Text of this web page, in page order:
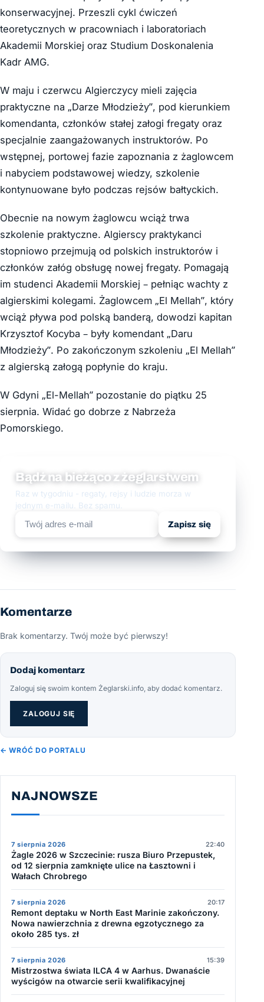
konserwacyjnej. Przeszli cykl ćwiczeń
teoretycznych w pracowniach i laboratoriach
Akademii Morskiej oraz Studium Doskonalenia
Kadr AMG.
W maju i czerwcu Algierczycy mieli zajęcia
praktyczne na „Darze Młodzieży”, pod kierunkiem
komendanta, członków stałej załogi fregaty oraz
specjalnie zaangażowanych instruktorów. Po
wstępnej, portowej fazie zapoznania z żaglowcem
i nabyciem podstawowej wiedzy, szkolenie
kontynuowane było podczas rejsów bałtyckich.
Obecnie na nowym żaglowcu wciąż trwa
szkolenie praktyczne. Algierscy praktykanci
stopniowo przejmują od polskich instruktorów i
członków załóg obsługę nowej fregaty. Pomagają
im studenci Akademii Morskiej – pełniąc wachty z
algierskimi kolegami. Żaglowcem „El Mellah”, który
wciąż pływa pod polską banderą, dowodzi kapitan
Krzysztof Kocyba – były komendant „Daru
Młodzieży”. Po zakończonym szkoleniu „El Mellah”
z algierską załogą popłynie do kraju.
W Gdyni „El-Mellah” pozostanie do piątku 25
sierpnia. Widać go dobrze z Nabrzeża
Pomorskiego.
Bądź na bieżąco z żeglarstwem
Raz w tygodniu - regaty, rejsy i ludzie morza w
jednym e-mailu. Bez spamu.
Zapisz się
Komentarze
Brak komentarzy. Twój może być pierwszy!
Dodaj komentarz
Zaloguj się swoim kontem Żeglarski.info, aby dodać komentarz.
ZALOGUJ SIĘ
← WRÓĆ DO PORTALU
NAJNOWSZE
7 sierpnia 2026 22:40
Żagle 2026 w Szczecinie: rusza Biuro Przepustek,
od 12 sierpnia zamknięte ulice na Łasztowni i
Wałach Chrobrego
7 sierpnia 2026 20:17
Remont deptaku w North East Marinie zakończony.
Nowa nawierzchnia z drewna egzotycznego za
około 285 tys. zł
7 sierpnia 2026 15:39
Mistrzostwa świata ILCA 4 w Aarhus. Dwanaście
wyścigów na otwarcie serii kwalifikacyjnej